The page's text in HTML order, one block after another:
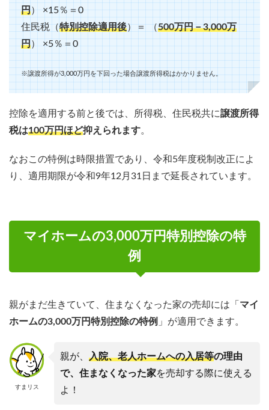
円） ×15％＝0
住民税（特別控除適用後）＝ （500万円－3,000万
円） ×5％＝0
※譲渡所得が3,000万円を下回った場合譲渡所得税はかかりません。
控除を適用する前と後では、所得税、住民税共に譲渡所得
税は100万円ほど抑えられます。
なおこの特例は時限措置であり、令和5年度税制改正によ
り、適用期限が令和9年12月31日まで延長されています。
マイホームの3,000万円特別控除の特
例
親がまだ生きていて、住まなくなった家の売却には「 マイ
ホームの3,000万円特別控除の特例 」が適用できます。
すまリス
親が、 入院、老人ホームへの入居等の理由
で、住まなくなった家を売却する際に使える
よ！